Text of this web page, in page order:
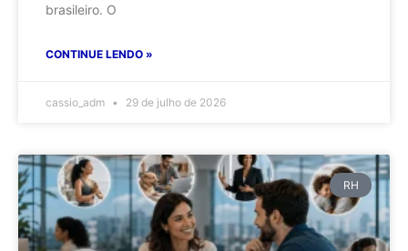
brasileiro. O
CONTINUE LENDO »
cassio_adm 29 de julho de 2026
RH